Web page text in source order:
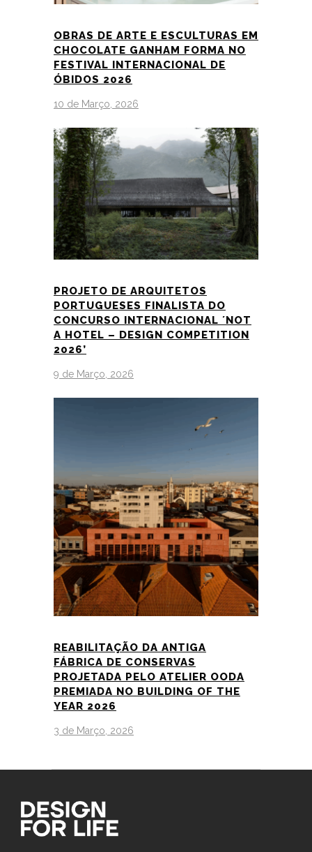
OBRAS DE ARTE E ESCULTURAS EM
CHOCOLATE GANHAM FORMA NO
FESTIVAL INTERNACIONAL DE
ÓBIDOS 2026
10 de Março, 2026
PROJETO DE ARQUITETOS
PORTUGUESES FINALISTA DO
CONCURSO INTERNACIONAL ´NOT
A HOTEL – DESIGN COMPETITION
2026’
9 de Março, 2026
REABILITAÇÃO DA ANTIGA
FÁBRICA DE CONSERVAS
PROJETADA PELO ATELIER OODA
PREMIADA NO BUILDING OF THE
YEAR 2026
3 de Março, 2026